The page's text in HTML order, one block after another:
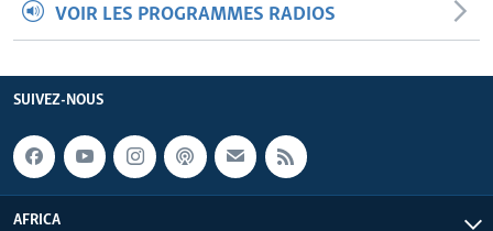
VOIR LES PROGRAMMES RADIOS
SUIVEZ-NOUS
AFRICA